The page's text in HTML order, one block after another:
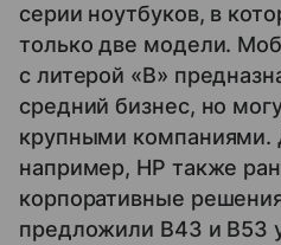
серии ноутбуков, в
только две модели.
с литерой «B»
средний бизнес, но
крупными компаниями.
например, HP также
корпоративные
предложили B43 и B53